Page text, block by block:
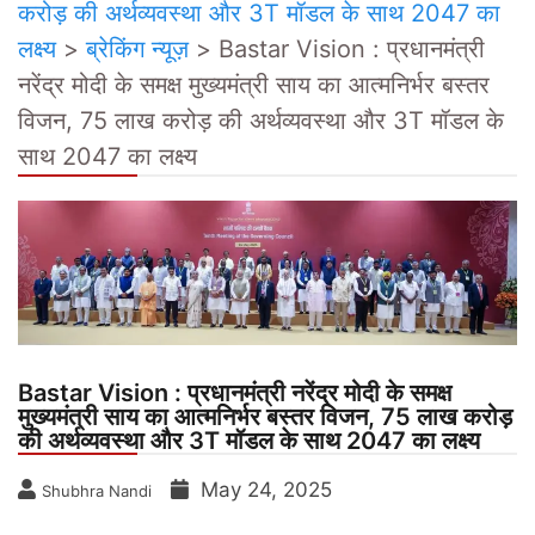
करोड़ की अर्थव्यवस्था और 3T मॉडल के साथ 2047 का
लक्ष्य>ब्रेकिंग न्यूज़> Bastar Vision : प्रधानमंत्री
नरेंद्र मोदी के समक्ष मुख्यमंत्री साय का आत्मनिर्भर बस्तर
विजन, 75 लाख करोड़ की अर्थव्यवस्था और 3T मॉडल के
साथ 2047 का लक्ष्य
Bastar Vision : प्रधानमंत्री नरेंद्र मोदी के समक्ष
मुख्यमंत्री साय का आत्मनिर्भर बस्तर विजन, 75 लाख करोड़
की अर्थव्यवस्था और 3T मॉडल के साथ 2047 का लक्ष्य
Shubhra Nandi May 24, 2025